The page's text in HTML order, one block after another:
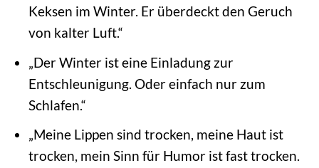
Keksen im Winter. Er überdeckt den Geruch
von kalter Luft.“
„Der Winter ist eine Einladung zur
Entschleunigung. Oder einfach nur zum
Schlafen.“
„Meine Lippen sind trocken, meine Haut ist
trocken, mein Sinn für Humor ist fast trocken.